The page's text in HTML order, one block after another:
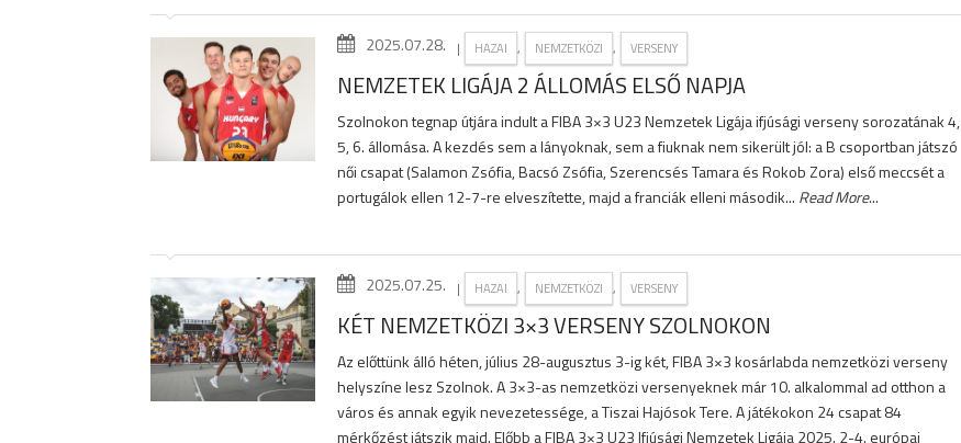
2025.07.28. | HAZAI , NEMZETKÖZI , VERSENY
NEMZETEK LIGÁJA 2 ÁLLOMÁS ELSŐ NAPJA
Szolnokon tegnap útjára indult a FIBA 3×3 U23 Nemzetek Ligája ifjúsági verseny sorozatának 4,
5, 6. állomása. A kezdés sem a lányoknak, sem a fiuknak nem sikerült jól: a B csoportban játszó
női csapat (Salamon Zsófia, Bacsó Zsófia, Szerencsés Tamara és Rokob Zora) első meccsét a
portugálok ellen 12-7-re elveszítette, majd a franciák elleni második... Read More...
2025.07.25. | HAZAI , NEMZETKÖZI , VERSENY
KÉT NEMZETKÖZI 3×3 VERSENY SZOLNOKON
Az előttünk álló héten, július 28-augusztus 3-ig két, FIBA 3×3 kosárlabda nemzetközi verseny
helyszíne lesz Szolnok. A 3×3-as nemzetközi versenyeknek már 10. alkalommal ad otthon a
város és annak egyik nevezetessége, a Tiszai Hajósok Tere. A játékokon 24 csapat 84
mérkőzést játszik majd. Előbb a FIBA 3×3 U23 Ifjúsági Nemzetek Ligája 2025. 2-4. európai